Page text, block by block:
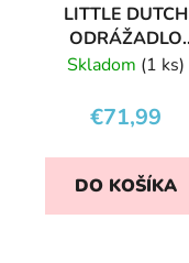
LITTLE DUTCH
ODRÁŽADLO
TROJKOLKA
Skladom (1 ks)
€71,99
DO KOŠÍKA